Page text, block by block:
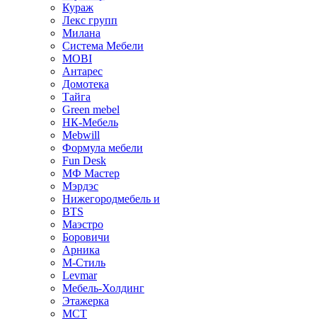
Кураж
Лекс групп
Милана
Система Мебели
MOBI
Антарес
Домотека
Тайга
Green mebel
НК-Мебель
Mebwill
Формула мебели
Fun Desk
МФ Мастер
Мэрдэс
Нижегородмебель и
BTS
Маэстро
Боровичи
Арника
М-Стиль
Levmar
Мебель-Холдинг
Этажерка
МСТ